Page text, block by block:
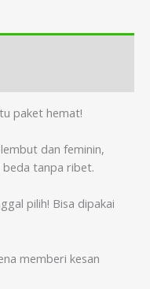
paket hemat!
dan feminin,
beda tanpa ribet.
pilih! Bisa dipakai
memberi kesan